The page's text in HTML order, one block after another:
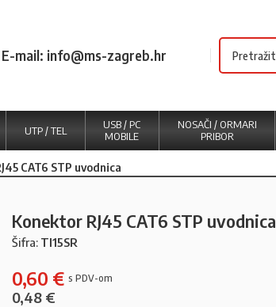
E-mail: info@ms-zagreb.hr
UTP / TEL
USB / PC
MOBILE
NOSAČI / ORMARI
PRIBOR
CAT6 STP uvodnica
Konektor RJ45 CAT6 STP uvodnica
Šifra: TI15SR
0,60 €
0,48 €